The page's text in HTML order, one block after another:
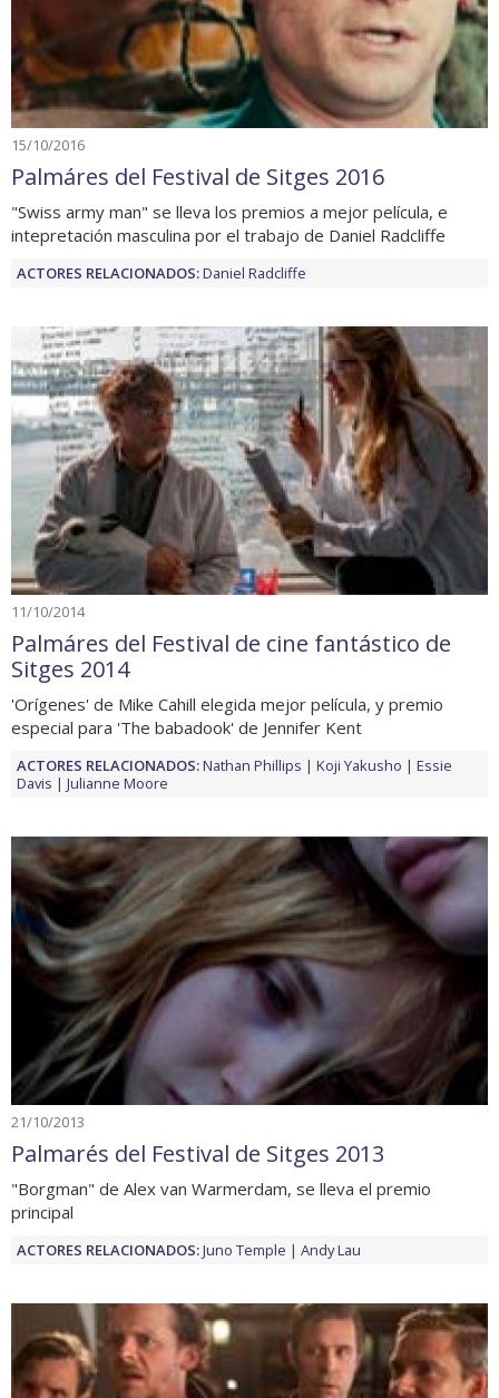
15/10/2016
Palmáres del Festival de Sitges 2016
"Swiss army man" se lleva los premios a mejor película, e
intepretación masculina por el trabajo de Daniel Radcliffe
ACTORES RELACIONADOS:Daniel Radcliffe
11/10/2014
Palmáres del Festival de cine fantástico de
Sitges 2014
'Orígenes' de Mike Cahill elegida mejor película, y premio
especial para 'The babadook' de Jennifer Kent
ACTORES RELACIONADOS:Nathan Phillips Koji Yakusho
Essie
Davis
Julianne Moore
21/10/2013
Palmarés del Festival de Sitges 2013
"Borgman" de Alex van Warmerdam, se lleva el premio
principal
ACTORES RELACIONADOS:Juno Temple Andy Lau